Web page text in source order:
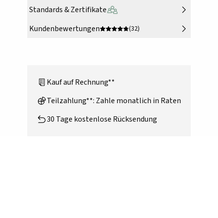
Standards & Zertifikate
Kundenbewertungen
(32)
Kauf auf Rechnung**
Teilzahlung**: Zahle monatlich in Raten
30 Tage kostenlose Rücksendung